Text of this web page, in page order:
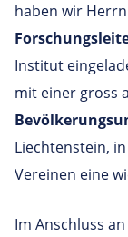
haben wir Herrn
Institut
mit einer gross
Liechtenstein,
Vereinen eine
Im Anschluss